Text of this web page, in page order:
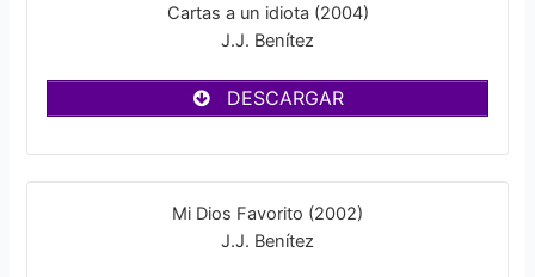
Cartas a un idiota (2004)
J.J. Benítez
DESCARGAR
Mi Dios Favorito (2002)
J.J. Benítez